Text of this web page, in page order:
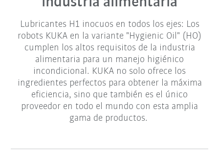
Lubricantes H1 inocuos en todos los ejes: Los
robots KUKA en la variante "Hygienic Oil" (HO)
cumplen los altos requisitos de la industria
alimentaria para un manejo higiénico
incondicional. KUKA no solo ofrece los
ingredientes perfectos para obtener la máxima
eficiencia, sino que también es el único
proveedor en todo el mundo con esta amplia
gama de productos.